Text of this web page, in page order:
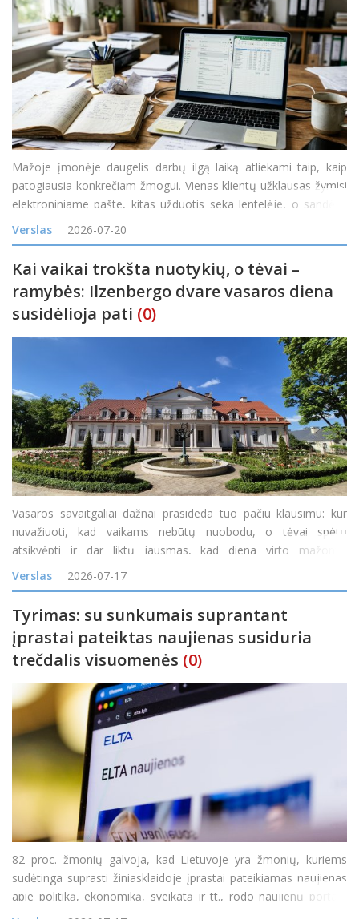
Mažoje įmonėje daugelis darbų ilgą laiką atliekami taip, kaip
patogiausia konkrečiam žmogui. Vienas klientų užklausas žymisi
elektroniniame pašte, kitas užduotis seka lentelėje, o sandėlio
likučiai tikrinami telefonu paklausus kolegos. Kol užsakymų
nedaug, toks veiklos būdas gali atrodyti pak
Verslas 2026-07-20
Kai vaikai trokšta nuotykių, o tėvai –
ramybės: Ilzenbergo dvare vasaros diena
susidėlioja pati (0)
Vasaros savaitgaliai dažnai prasideda tuo pačiu klausimu: kur
nuvažiuoti, kad vaikams nebūtų nuobodu, o tėvai spėtų
atsikvėpti ir dar liktų jausmas, kad diena virto mažomis
atostogomis? Vienas tokių maršrutų veda į Ilzenbergo dvarą
Rokiškio rajone. Čia diena gali prasidėti šimta
Verslas 2026-07-17
Tyrimas: su sunkumais suprantant
įprastai pateiktas naujienas susiduria
trečdalis visuomenės (0)
82 proc. žmonių galvoja, kad Lietuvoje yra žmonių, kuriems
sudėtinga suprasti žiniasklaidoje įprastai pateikiamas naujienas
apie politiką, ekonomiką, sveikatą ir tt., rodo naujienų portalo
„Delfi“ užsakymu atliktas reprezentatyvus „Spinter“ tyrimas. 71